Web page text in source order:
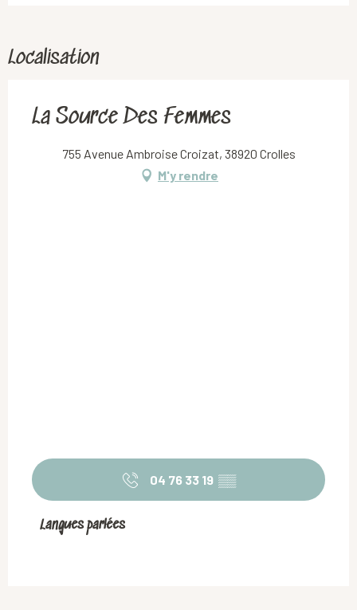
Localisation
La Source Des Femmes
755 Avenue Ambroise Croizat, 38920 Crolles
M'y rendre
04 76 33 19 ▒▒
Langues parlées
Langues parlées